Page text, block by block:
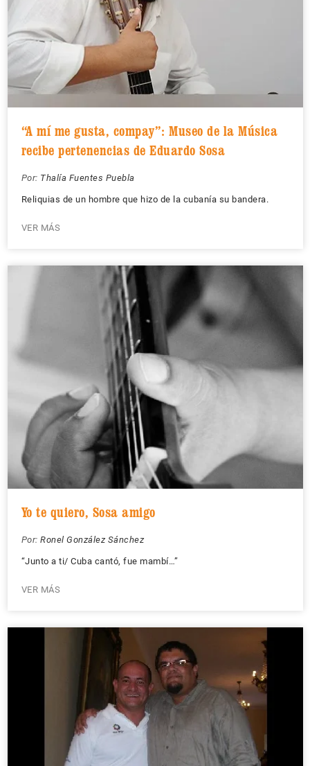
“A mí me gusta, compay”: Museo de la Música
recibe pertenencias de Eduardo Sosa
Por: Thalía Fuentes Puebla
Reliquias de un hombre que hizo de la cubanía su bandera.
VER MÁS
Yo te quiero, Sosa amigo
Por: Ronel González Sánchez
“Junto a ti/ Cuba cantó, fue mambí…”
VER MÁS